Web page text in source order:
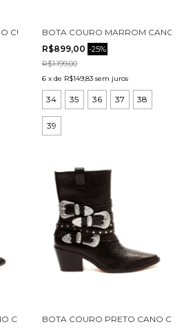
CURTO CECCONELLO 2935002-2
BOTA COURO MARROM CANO
R$899,00 -25%
R$1.199,00
6 x de R$149,83 sem juros
34 35 36 37 38
39
CURTO CECCONELLO 2447011-1
BOTA COURO PRETO CANO